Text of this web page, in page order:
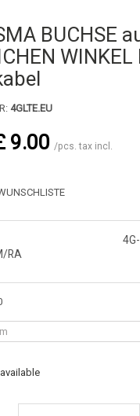
BUCHSE
WINKEL
4GLTE.EU
9.00 /pcs. tax incl.
4G-
RA